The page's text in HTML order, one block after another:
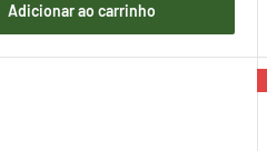
Adicionar ao carrinho